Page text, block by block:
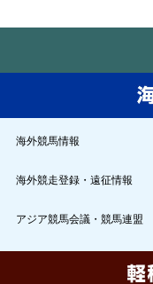
海外競馬情報
海外競走登録・遠征情報
アジア競馬会議・競馬連盟